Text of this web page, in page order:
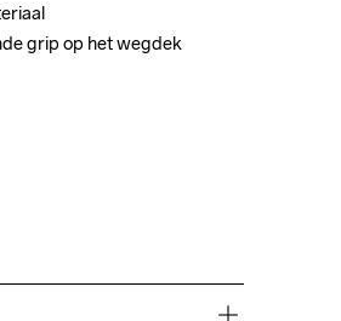
grip op het wegdek
grip op het wegdek